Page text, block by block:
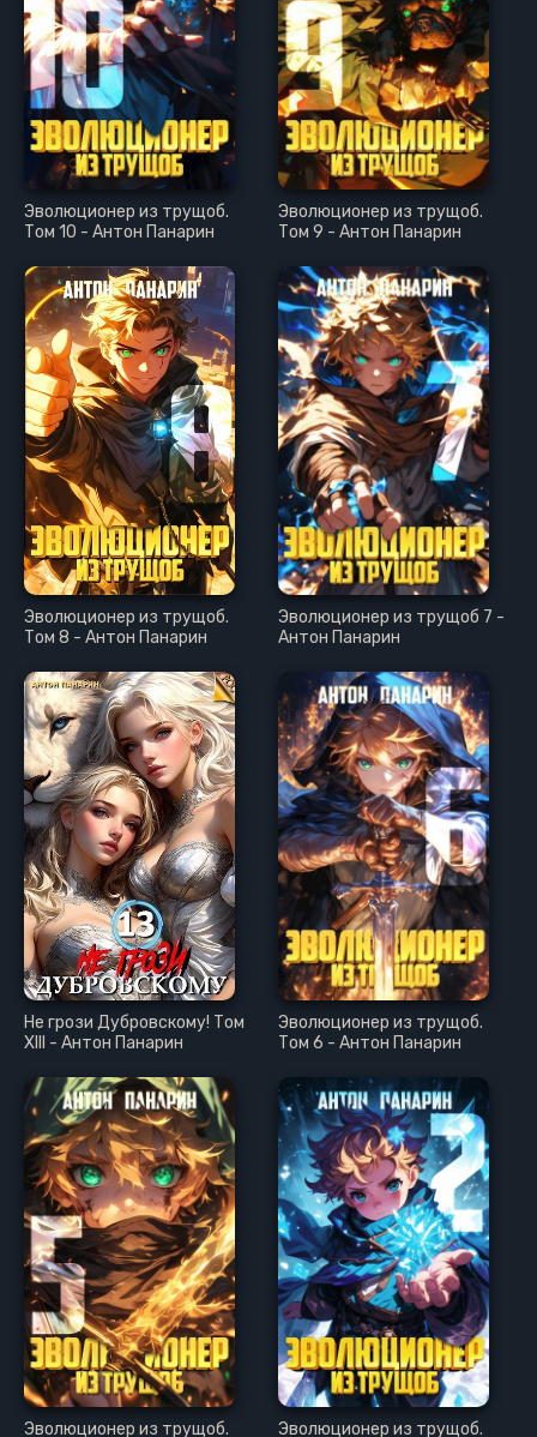
Эволюционер из трущоб.
Том 10 - Антон Панарин
Эволюционер из трущоб.
Том 9 - Антон Панарин
Эволюционер из трущоб.
Том 8 - Антон Панарин
Эволюционер из трущоб 7 -
Антон Панарин
Не грози Дубровскому! Том
XIII - Антон Панарин
Эволюционер из трущоб.
Том 6 - Антон Панарин
Эволюционер из трущоб. Эволюционер из трущоб.